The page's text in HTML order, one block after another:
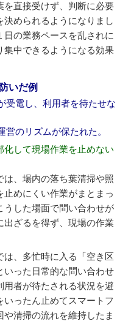
を直接受けず、判断に必要
められるようになりまし
の業務ペースを乱されに
集中できるようになる効果
いだ例
受電し、利用者を待たせな
のリズムが保たれた。
化して現場作業を止めない
は、場内の落ち葉清掃や照
めにくい作業がまとまっ
うした場面で問い合わせが
ざるを得ず、現場の作業
は、多忙時に入る「空き区
いった日常的な問い合わせ
用者が待たされる状況を避
ったん止めてスマートフ
清掃の流れを維持したま